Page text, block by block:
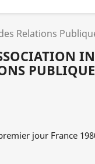
Relations
jour France